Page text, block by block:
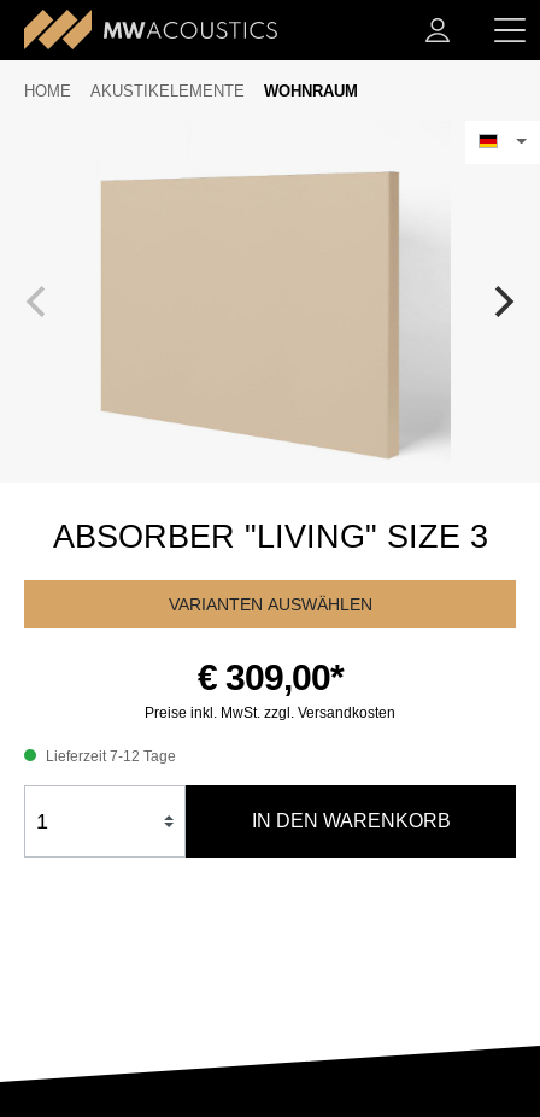
HOME AKUSTIKELEMENTE WOHNRAUM
ABSORBER "LIVING" SIZE 3
VARIANTEN AUSWÄHLEN
€ 309,00*
Preise inkl. MwSt. zzgl. Versandkosten
Lieferzeit 7-12 Tage
IN DEN WARENKORB